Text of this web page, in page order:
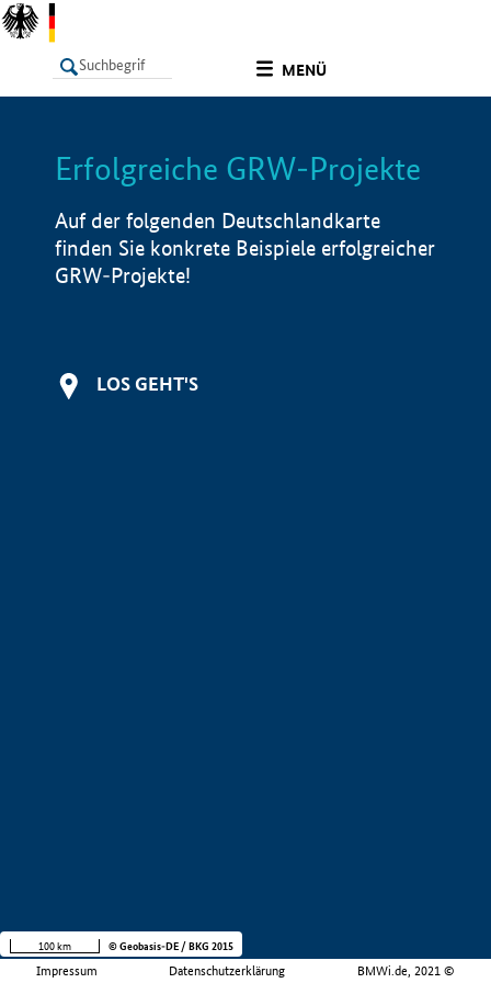
MENÜ
LISTE Info
Erfolgreiche GRW-Projekte
Auf der folgenden Deutschlandkarte
finden Sie konkrete Beispiele erfolgreicher
GRW-Projekte!
LOS GEHT'S
Impressum Datenschutzerklärung BMWi.de, 2021 ©
100 km © Geobasis-DE / BKG 2015